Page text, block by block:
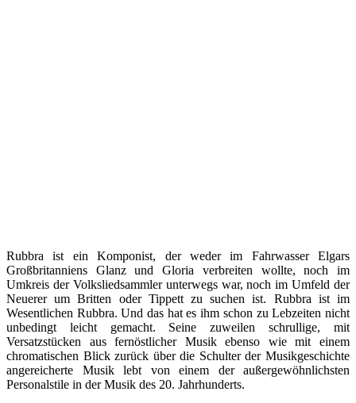
Rubbra ist ein Komponist, der weder im Fahrwasser Elgars
Großbritanniens Glanz und Gloria verbreiten wollte, noch im
Umkreis der Volksliedsammler unterwegs war, noch im Umfeld der
Neuerer um Britten oder Tippett zu suchen ist. Rubbra ist im
Wesentlichen Rubbra. Und das hat es ihm schon zu Lebzeiten nicht
unbedingt leicht gemacht. Seine zuweilen schrullige, mit
Versatzstücken aus fernöstlicher Musik ebenso wie mit einem
chromatischen Blick zurück über die Schulter der Musikgeschichte
angereicherte Musik lebt von einem der außergewöhnlichsten
Personalstile in der Musik des 20. Jahrhunderts.